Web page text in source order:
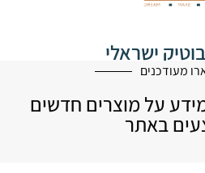
ישראלי
הבית
מעודכנים
על מוצרים חדשים
באתר